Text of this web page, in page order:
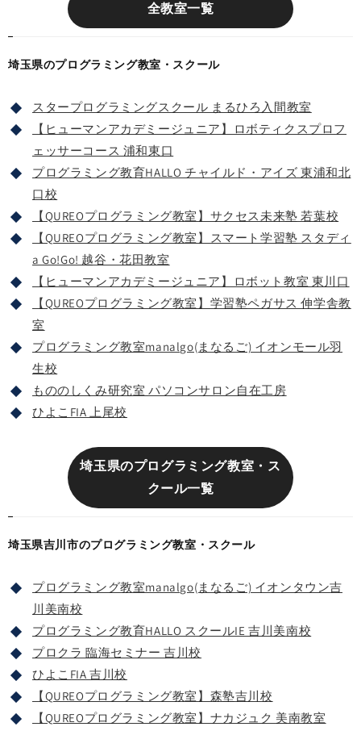
全教室一覧
埼玉県のプログラミング教室・スクール
スタープログラミングスクール まるひろ入間教室
【ヒューマンアカデミージュニア】ロボティクスプロフ
ェッサーコース 浦和東口
プログラミング教育HALLO チャイルド・アイズ 東浦和北
口校
【QUREOプログラミング教室】サクセス未来塾 若葉校
【QUREOプログラミング教室】スマート学習塾 スタディ
a Go!Go! 越谷・花田教室
【ヒューマンアカデミージュニア】ロボット教室 東川口
【QUREOプログラミング教室】学習塾ペガサス 伸学舎教
室
プログラミング教室manalgo(まなるご) イオンモール羽
生校
もののしくみ研究室 パソコンサロン自在工房
ひよこFIA 上尾校
埼玉県のプログラミング教室・ス
クール一覧
埼玉県吉川市のプログラミング教室・スクール
プログラミング教室manalgo(まなるご) イオンタウン吉
川美南校
プログラミング教育HALLO スクールIE 吉川美南校
プロクラ 臨海セミナー 吉川校
ひよこFIA 吉川校
【QUREOプログラミング教室】森塾吉川校
【QUREOプログラミング教室】ナカジュク 美南教室